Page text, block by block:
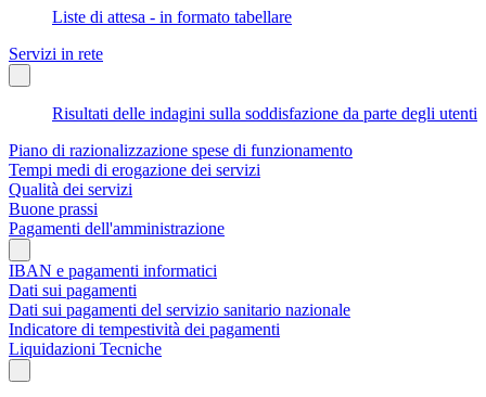
Liste di attesa - in formato tabellare
Servizi in rete
Risultati delle indagini sulla soddisfazione da parte degli utenti
Piano di razionalizzazione spese di funzionamento
Tempi medi di erogazione dei servizi
Qualità dei servizi
Buone prassi
Pagamenti dell'amministrazione
IBAN e pagamenti informatici
Dati sui pagamenti
Dati sui pagamenti del servizio sanitario nazionale
Indicatore di tempestività dei pagamenti
Liquidazioni Tecniche